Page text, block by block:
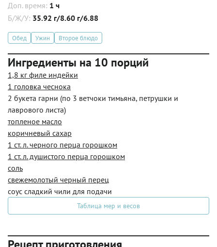
Доп. время: 1 ч
Б/Ж/У: 35.92 г/8.60 г/6.88
Обед Ужин Второе блюдо
Ингредиенты на 10 порций
1,8 кг филе индейки
1 головка чеснока
2 букета гарни (по 3 ветчоки тимьяна, петрушки и
лаврового листа)
топленое масло
коричневый сахар
1 ст. л. черного перца горошком
1 ст. л. душистого перца горошком
соль
свежемолотый черный перец
соус сладкий чили для подачи
Таблица мер и весов